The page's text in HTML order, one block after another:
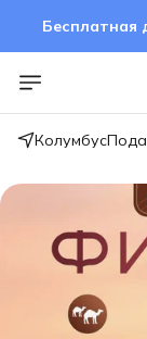
Бесплатная
Колумбус